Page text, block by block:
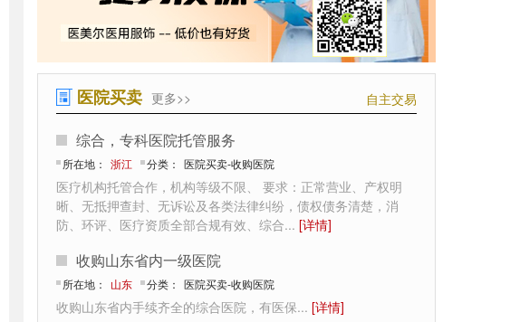
医院买卖 更多>> 自主交易
综合，专科医院托管服务
所在地： 浙江 分类： 医院买卖-收购医院
医疗机构托管合作，机构等级不限、 要求：正常营业、产权明
晰、无抵押查封、无诉讼及各类法律纠纷，债权债务清楚，消
防、环评、医疗资质全部合规有效、综合... [详情]
收购山东省内一级医院
所在地： 山东 分类： 医院买卖-收购医院
收购山东省内手续齐全的综合医院，有医保... [详情]